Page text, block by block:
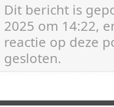
Dit bericht is
2025 om 14:22,
reactie op deze
gesloten.